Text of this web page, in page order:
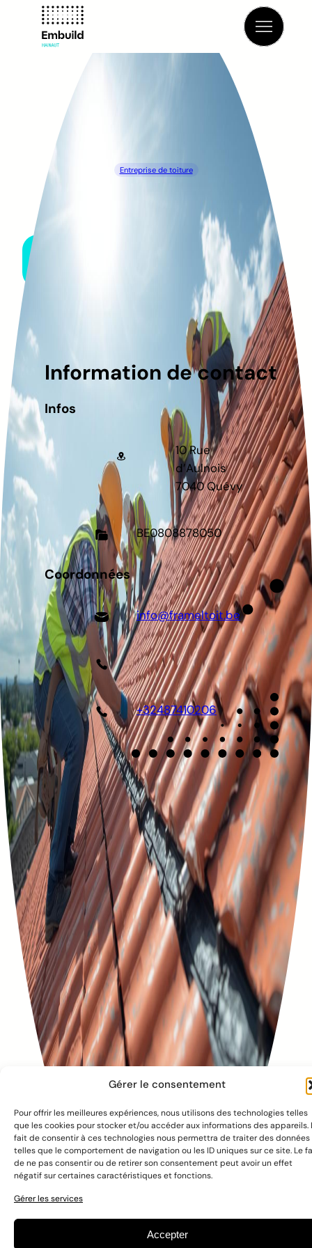
Gérer le consentement
Pour offrir les meilleures expériences, nous utilisons des technologies telles
que les cookies pour stocker et/ou accéder aux informations des appareils.
fait de consentir à ces technologies nous permettra de traiter des données
telles que le comportement de navigation ou les ID uniques sur ce site. Le
de ne pas consentir ou de retirer son consentement peut avoir un effet
négatif sur certaines caractéristiques et fonctions.
Gérer les services
Accepter
Entreprise de toiture
FRAMELTOIT
Information de contact
Infos
10 Rue
d’Aulnois
7040 Quévy
BE0808878050
Coordonnées
info@frameltoit.be
+32487410206